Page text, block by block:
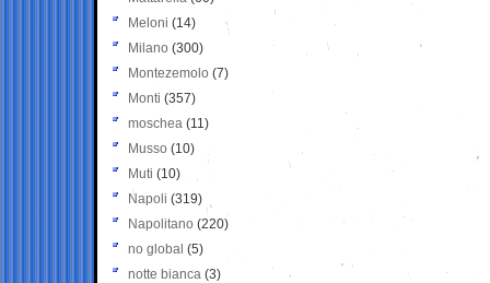
Meloni (14)
Milano (300)
Montezemolo (7)
Monti (357)
moschea (11)
Musso (10)
Muti (10)
Napoli (319)
Napolitano (220)
no global (5)
notte bianca (3)